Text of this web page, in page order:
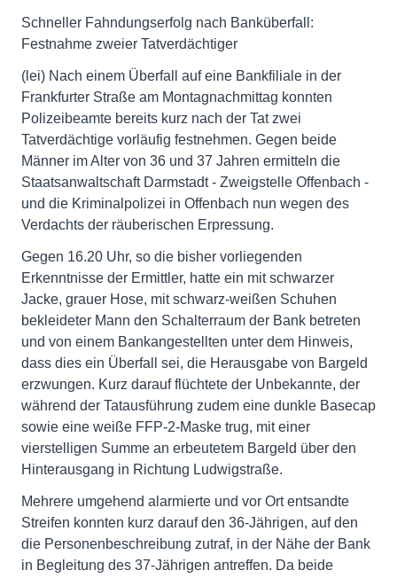
Schneller Fahndungserfolg nach Banküberfall:
Festnahme zweier Tatverdächtiger
(lei) Nach einem Überfall auf eine Bankfiliale in der
Frankfurter Straße am Montagnachmittag konnten
Polizeibeamte bereits kurz nach der Tat zwei
Tatverdächtige vorläufig festnehmen. Gegen beide
Männer im Alter von 36 und 37 Jahren ermitteln die
Staatsanwaltschaft Darmstadt - Zweigstelle Offenbach -
und die Kriminalpolizei in Offenbach nun wegen des
Verdachts der räuberischen Erpressung.
Gegen 16.20 Uhr, so die bisher vorliegenden
Erkenntnisse der Ermittler, hatte ein mit schwarzer
Jacke, grauer Hose, mit schwarz-weißen Schuhen
bekleideter Mann den Schalterraum der Bank betreten
und von einem Bankangestellten unter dem Hinweis,
dass dies ein Überfall sei, die Herausgabe von Bargeld
erzwungen. Kurz darauf flüchtete der Unbekannte, der
während der Tatausführung zudem eine dunkle Basecap
sowie eine weiße FFP-2-Maske trug, mit einer
vierstelligen Summe an erbeutetem Bargeld über den
Hinterausgang in Richtung Ludwigstraße.
Mehrere umgehend alarmierte und vor Ort entsandte
Streifen konnten kurz darauf den 36-Jährigen, auf den
die Personenbeschreibung zutraf, in der Nähe der Bank
in Begleitung des 37-Jährigen antreffen. Da beide